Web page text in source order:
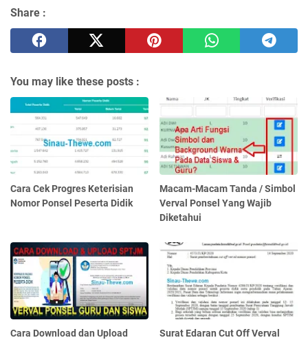
Share :
You may like these posts :
Cara Cek Progres Keterisian
Nomor Ponsel Peserta Didik
Macam-Macam Tanda / Simbol
Verval Ponsel Yang Wajib
Diketahui
Cara Download dan Upload
Surat Edaran Cut Off Verval